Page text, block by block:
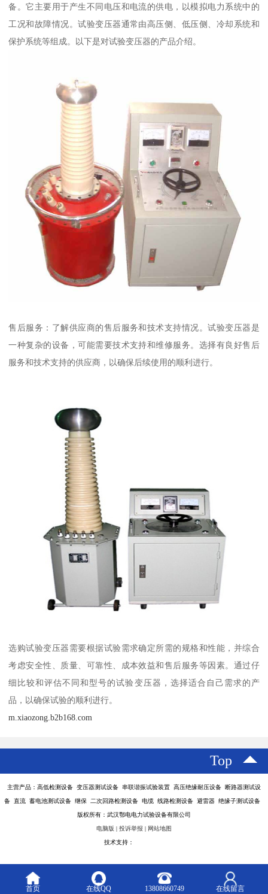
备。它主要用于产生不同电压和电流的供电，以模拟电力系统中的
工况和故障情况。试验变压器通常由高压侧、低压侧、冷却系统和
保护系统等组成。以下是对试验变压器的产品介绍。
售后服务：了解供应商的售后服务和技术支持情况。试验变压器是
一种复杂的设备，可能需要技术支持和维修服务。选择有良好售后
服务和技术支持的供应商，以确保后续使用的顺利进行。
选购试验变压器需要根据试验需求确定所需的规格和性能，并综合
考虑安全性、质量、可靠性、成本效益和售后服务等因素。通过仔
细比较和评估不同和型号的试验变压器，选择适合自己需求的产
品，以确保试验的顺利进行。
m.xiaozong.b2b168.com
Top
主营产品：高低检测设备 变压器测试设备 串联谐振试验装置 高压绝缘耐压设备 断路器测试设
备 直流 蓄电池测试设备 继保 二次回路检测设备 电缆 线路检测设备 避雷器 绝缘子测试设备
版权所有：武汉鄂电电力试验设备有限公司
电脑版 | 投诉举报 | 网站地图
技术支持：
首页 在线QQ 13808660749 在线留言